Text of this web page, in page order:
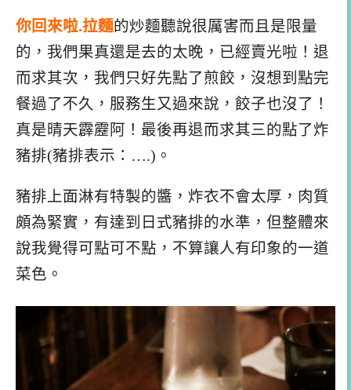
你回來啦.拉麵的炒麵聽說很厲害而且是限量
的，我們果真還是去的太晚，已經賣光啦！退
而求其次，我們只好先點了煎餃，沒想到點完
餐過了不久，服務生又過來說，餃子也沒了！
真是晴天霹靂阿！最後再退而求其三的點了炸
豬排(豬排表示：….)。
豬排上面淋有特製的醬，炸衣不會太厚，肉質
頗為緊實，有達到日式豬排的水準，但整體來
說我覺得可點可不點，不算讓人有印象的一道
菜色。